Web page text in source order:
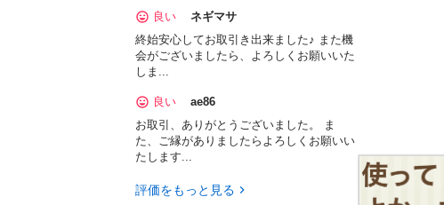
良い
ネギマサ
終始安心してお取引き出来ました♪ また機
会がございましたら、よろしくお願いいた
しま...
良い
ae86
お取引、ありがとうございました。 ま
た、ご縁がありましたらよろしくお願いい
たします...
評価をもっと見る